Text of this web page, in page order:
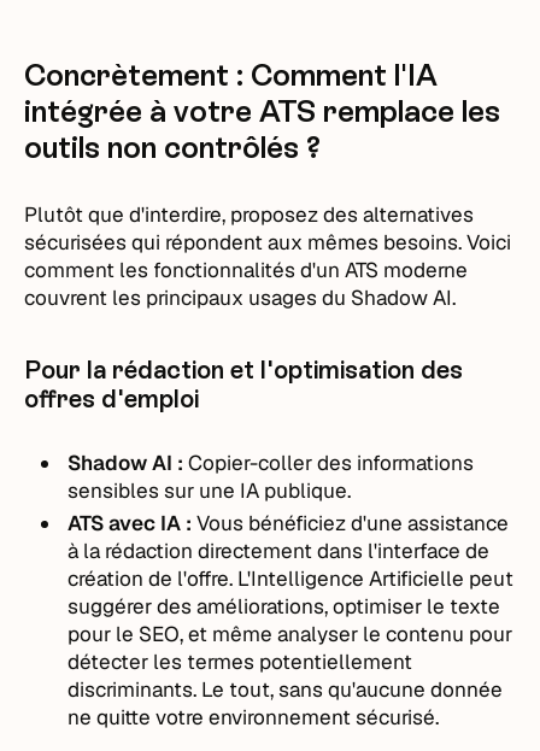
Concrètement : Comment l'IA
intégrée à votre ATS remplace les
outils non contrôlés ?
Plutôt que d'interdire, proposez des alternatives
sécurisées qui répondent aux mêmes besoins. Voici
comment les fonctionnalités d'un ATS moderne
couvrent les principaux usages du Shadow AI.
Pour la rédaction et l'optimisation des
offres d'emploi
Shadow AI : Copier-coller des informations
sensibles sur une IA publique.
ATS avec IA : Vous bénéficiez d'une assistance
à la rédaction directement dans l'interface de
création de l'offre. L'Intelligence Artificielle peut
suggérer des améliorations, optimiser le texte
pour le SEO, et même analyser le contenu pour
détecter les termes potentiellement
discriminants. Le tout, sans qu'aucune donnée
ne quitte votre environnement sécurisé.